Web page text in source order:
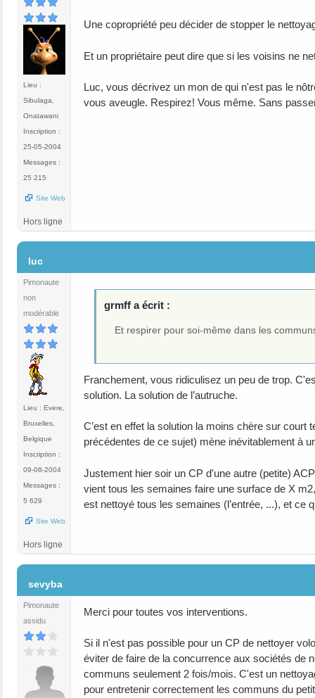
Lieu :
Sibulaga,
Onatawani
Inscription :
25-05-2004
Messages :
25 215
Site Web
Une copropriété peu décider de stopper le
Et un propriétaire peut dire que si les voisins ne
Luc, vous décrivez un mon de qui n'est pas le
vous aveugle. Respirez! Vous même. Sans
Hors ligne
luc
Pimonaute
non
modérable
Lieu : Evere,
Bruxelles,
Belgique
Inscription :
09-08-2004
Messages :
5 629
Site Web
grmff a écrit :
Et respirer pour soi-même dans les
Franchement, vous ridiculisez un peu de trop.
solution. La solution de l’autruche.
C’est en effet la solution la moins chère sur
précédentes de ce sujet) mène inévitablement à
Justement hier soir un CP d'une autre (petite)
vient tous les semaines faire une surface de X
est nettoyé tous les semaines (l’entrée, ...), et
Hors ligne
sevyba
Pimonaute
assidu
Merci pour toutes vos interventions.
Si il n'est pas possible pour un CP de nettoyer
éviter de faire de la concurrence aux sociétés de
communs seulement 2 fois/mois. C'est un
pour entretenir correctement les communs du